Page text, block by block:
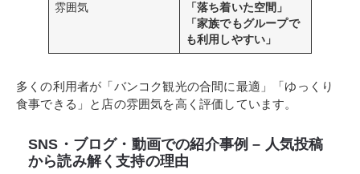
雰囲気
「落ち着いた空間」
「家族でもグループで
も利用しやすい」
多くの利用者が「バンコク観光の合間に最適」「ゆっくり
食事できる」と店の雰囲気を高く評価しています。
SNS・ブログ・動画での紹介事例 – 人気投稿
から読み解く支持の理由